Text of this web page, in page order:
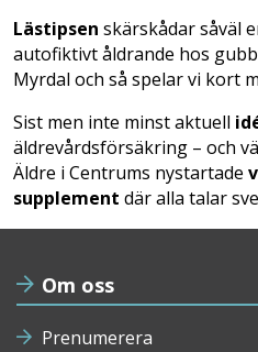
Lästipsen skärskådar såväl
autofiktivt åldrande hos
Myrdal och så spelar vi kort
Sist men inte minst aktuell
äldrevårdsförsäkring – och
Äldre i Centrums nystartade
supplement där alla talar
Om oss
Prenumerera